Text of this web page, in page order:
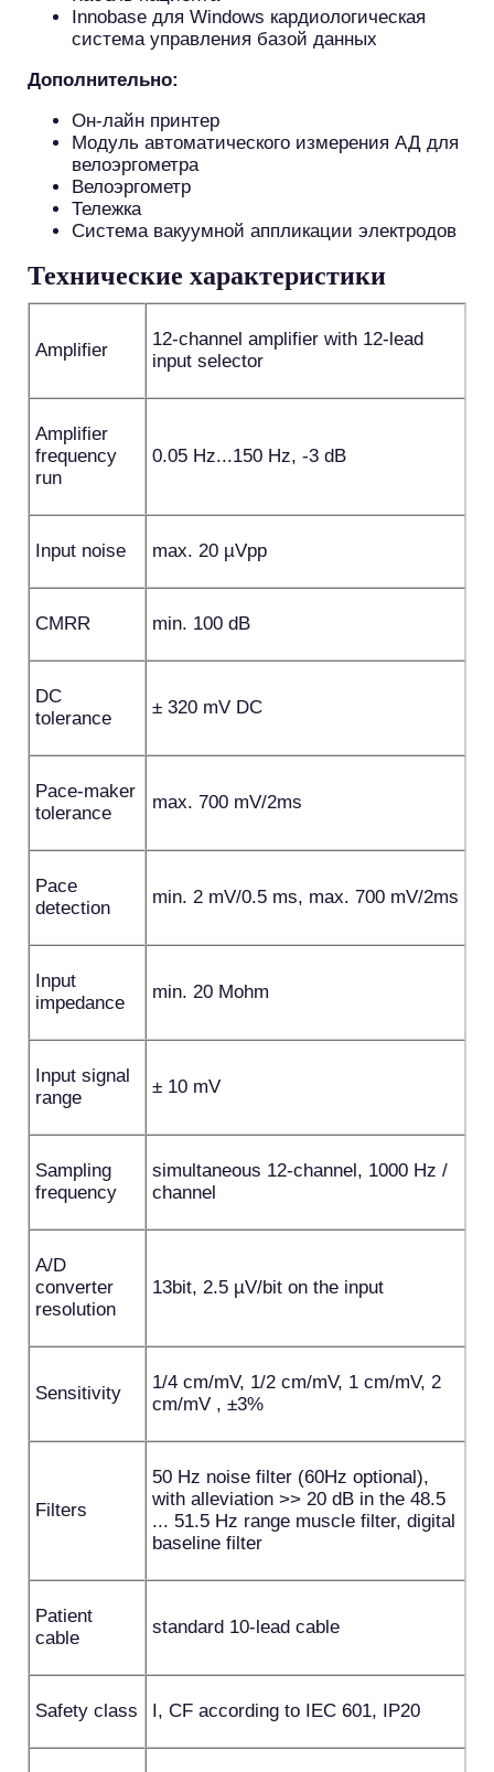
Innobase для Windows кардиологическая
система управления базой данных
Дополнительно:
Он-лайн принтер
Модуль автоматического измерения АД для
велоэргометра
Велоэргометр
Тележка
Система вакуумной аппликации электродов
Технические характеристики
Amplifier
12-channel amplifier with 12-lead
input selector
Amplifier
frequency
run
0.05 Hz...150 Hz, -3 dB
Input noise max. 20 µVpp
CMRR min. 100 dB
DC
tolerance
± 320 mV DC
Pace-maker
tolerance
max. 700 mV/2ms
Pace
detection
min. 2 mV/0.5 ms, max. 700 mV/2ms
Input
impedance
min. 20 Mohm
Input signal
range
± 10 mV
Sampling
frequency
simultaneous 12-channel, 1000 Hz /
channel
A/D
converter
resolution
13bit, 2.5 µV/bit on the input
Sensitivity
1/4 cm/mV, 1/2 cm/mV, 1 cm/mV, 2
cm/mV , ±3%
Filters
50 Hz noise filter (60Hz optional),
with alleviation >> 20 dB in the 48.5
... 51.5 Hz range muscle filter, digital
baseline filter
Patient
cable
standard 10-lead cable
Safety class I, CF according to IEC 601, IP20